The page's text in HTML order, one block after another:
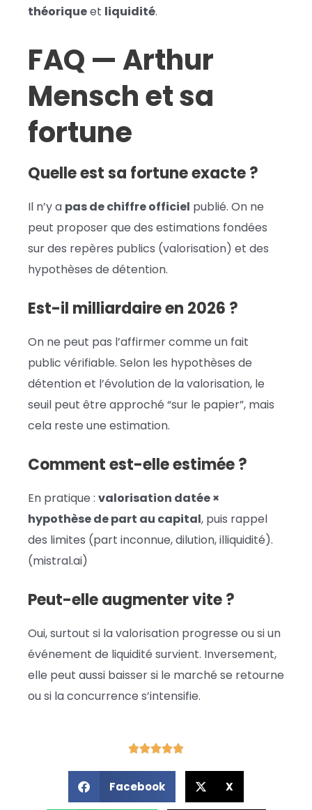
théoriqueet liquidité.
FAQ — Arthur
Mensch et sa
fortune
Quelle est sa fortune exacte ?
Il n’y a pas de chiffre officiel publié. On ne
peut proposer que des estimations fondées
sur des repères publics (valorisation) et des
hypothèses de détention.
Est-il milliardaire en 2026 ?
On ne peut pas l’affirmer comme un fait
public vérifiable. Selon les hypothèses de
détention et l’évolution de la valorisation, le
seuil peut être approché “sur le papier”, mais
cela reste une estimation.
Comment est-elle estimée ?
En pratique : valorisation datée ×
hypothèse de part au capital, puis rappel
des limites (part inconnue, dilution, illiquidité).
(mistral.ai)
Peut-elle augmenter vite ?
Oui, surtout si la valorisation progresse ou si un
événement de liquidité survient. Inversement,
elle peut aussi baisser si le marché se retourne
ou si la concurrence s’intensifie.
Facebook X